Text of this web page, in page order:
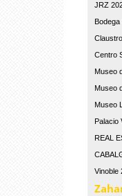
JRZ
Centro
Museo
Museo
Museo
Palacio
REAL
Vinoble